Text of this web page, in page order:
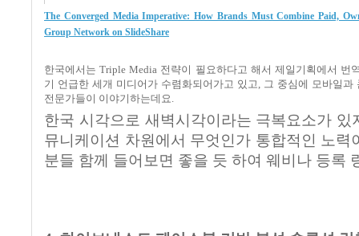
The Converged Media Imperative: How Brands Must Combine Paid,
Group Network on SlideShare
한국에서는 Triple Media 전략이 필요하다고 해서 제일기획에서 번
기 언급한 세개 미디어가 수렴화되어가고 있고
그 중심에 모바일과
전문가들이 이야기하는데요
한국 시각으로 새벽시각이라는 극복요소가 있
뮤니케이션 차원에서 무엇인가 통합적인 노력
분들 함께 들어보면 좋을 듯 하여 웨비나 등록